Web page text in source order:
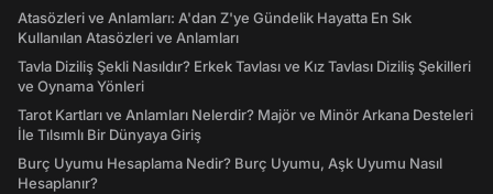
Atasözleri ve Anlamları: A'dan Z'ye Gündelik Hayatta En Sık
Kullanılan Atasözleri ve Anlamları
Tavla Diziliş Şekli Nasıldır? Erkek Tavlası ve Kız Tavlası Diziliş Şekilleri
ve Oynama Yönleri
Tarot Kartları ve Anlamları Nelerdir? Majör ve Minör Arkana Desteleri
İle Tılsımlı Bir Dünyaya Giriş
Burç Uyumu Hesaplama Nedir? Burç Uyumu, Aşk Uyumu Nasıl
Hesaplanır?